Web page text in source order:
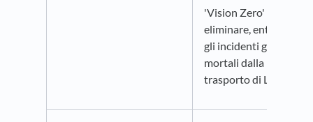
'Vision Zero' per
eliminare, entro il
gli incidenti gravi e
mortali dalla rete di
trasporto di Londra.